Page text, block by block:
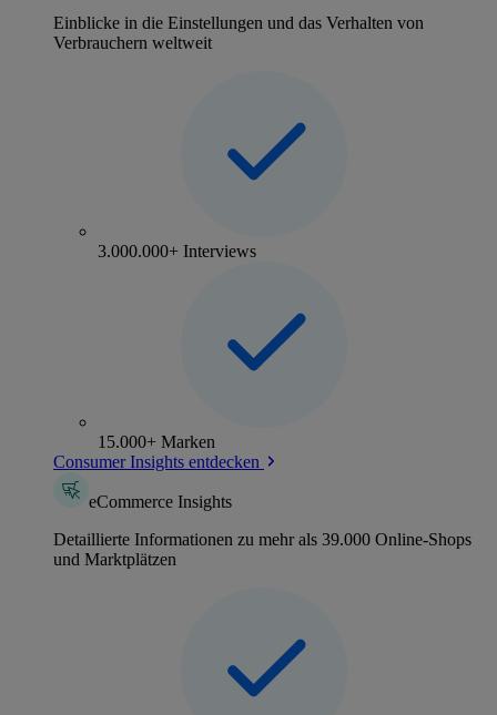
Einblicke in die Einstellungen und das Verhalten von
Verbrauchern weltweit
3.000.000+ Interviews
15.000+ Marken
Consumer Insights entdecken
eCommerce Insights
Detaillierte Informationen zu mehr als 39.000 Online-Shops
und Marktplätzen